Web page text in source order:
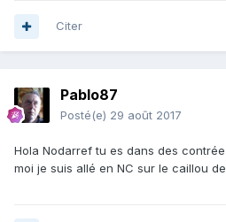
Citer
Pablo87
Posté(e) 29 août 2017
Hola Nodarref tu es dans des
moi je suis allé en NC sur le caillou